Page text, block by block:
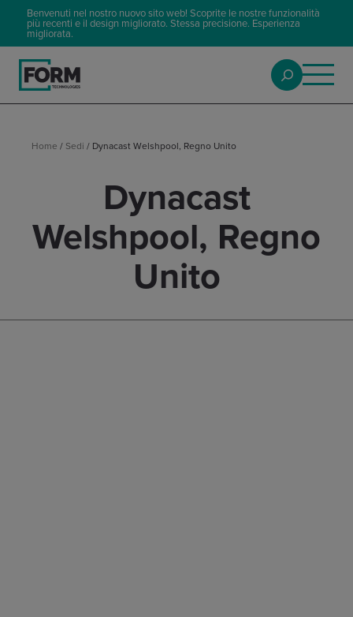
Benvenuti nel nostro nuovo sito web! Scoprite le nostre funzionalità
più recenti e il design migliorato. Stessa precisione. Esperienza
migliorata.
Home / Sedi / Dynacast Welshpool, Regno Unito
Dynacast
Welshpool, Regno
Unito